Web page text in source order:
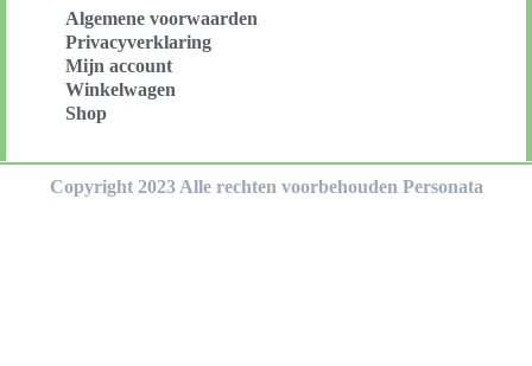
Algemene voorwaarden
Privacyverklaring
Mijn account
Winkelwagen
Shop
Copyright 2023 Alle rechten voorbehouden Personata